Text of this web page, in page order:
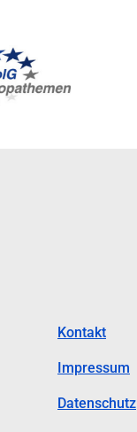
Kontakt
Impressum
Datenschutz